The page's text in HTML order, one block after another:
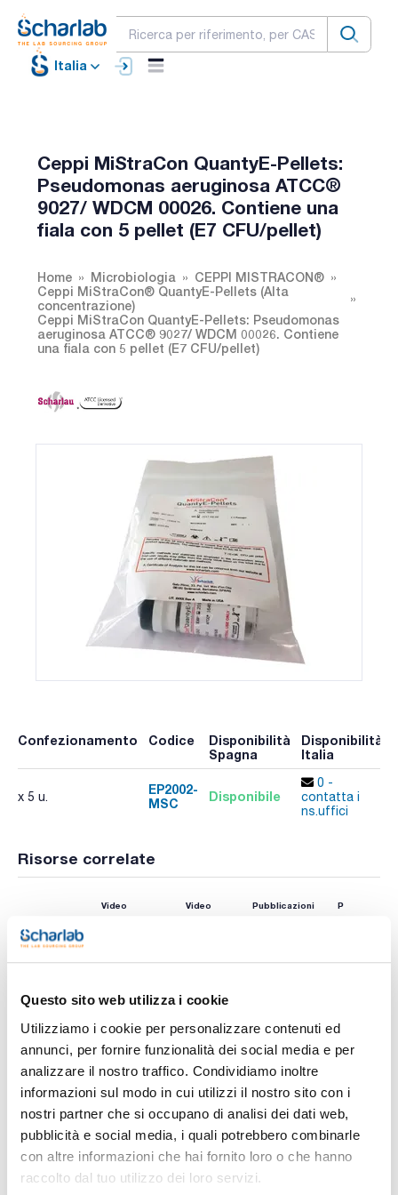
Questo sito web utilizza i cookie
Utilizziamo i cookie per personalizzare contenuti ed
annunci, per fornire funzionalità dei social media e per
analizzare il nostro traffico. Condividiamo inoltre
informazioni sul modo in cui utilizzi il nostro sito con i
nostri partner che si occupano di analisi dei dati web,
pubblicità e social media, i quali potrebbero combinarle
con altre informazioni che hai fornito loro o che hanno
raccolto dal tuo utilizzo dei loro servizi.
Italia
Ceppi MiStraCon QuantyE-Pellets:
Pseudomonas aeruginosa ATCC®
9027/ WDCM 00026. Contiene una
fiala con 5 pellet (E7 CFU/pellet)
Home Microbiologia
CEPPI MISTRACON®
Ceppi MiStraCon® QuantyE-Pellets (Alta
concentrazione)
Ceppi MiStraCon QuantyE-Pellets: Pseudomonas
aeruginosa ATCC® 9027/ WDCM 00026. Contiene
una fiala con 5 pellet (E7 CFU/pellet)
Confezionamento Codice
Disponibilità
Spagna
Disponibilità
Italia
x 5 u.
EP2002-
MSC
Disponibile
0 -
contatta i
ns.uffici
Risorse correlate
Video Video Pubblicazioni
Stampa pagina prodotto
Caratteristiche
Microrganismo : Pseudomonas aeruginosa ATCC® 9027™*/
WDCM 00026
Applicazioni
- Metodi di rilevazione e numerazione
Vedi di più